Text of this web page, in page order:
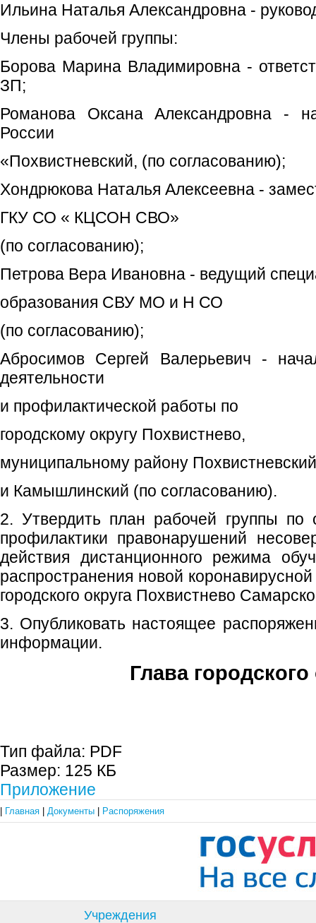
Ильина Наталья Александровна -
Члены рабочей группы:
Борова Марина Владимировна -
ЗП;
Романова Оксана Александровна
России
«Похвистневский, (по согласованию);
Хондрюкова Наталья Алексеевна -
ГКУ СО « КЦСОН СВО»
(по согласованию);
Петрова Вера Ивановна - ведущий
образования СВУ МО и Н СО
(по согласованию);
Абросимов Сергей Валерьевич -
деятельности
и профилактической работы по
городскому округу Похвистнево,
муниципальному району Похвистневский
и Камышлинский (по согласованию).
2. Утвердить план рабочей группы по
профилактики правонарушений
действия дистанционного режима
распространения новой
городского округа Похвистнево
3. Опубликовать настоящее
информации.
Глава городского
Тип файла: PDF
Размер: 125 КБ
Приложение
Главная Документы Распоряжения
Учреждения